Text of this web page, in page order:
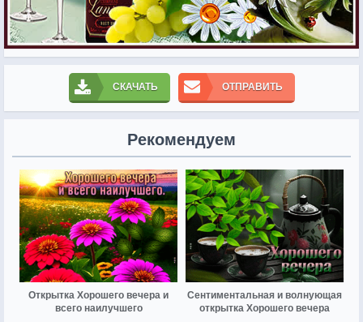
СКАЧАТЬ ОТПРАВИТЬ
Рекомендуем
Открытка Хорошего вечера и
всего наилучшего
Сентиментальная и волнующая
открытка Хорошего вечера